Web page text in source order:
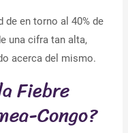
de en torno al 40% de
una cifra tan alta,
acerca del mismo.
Fiebre
Congo?